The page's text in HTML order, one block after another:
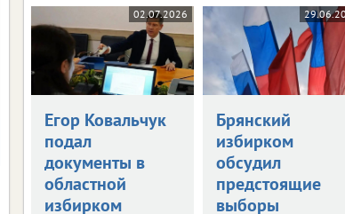
02.07.2026
Егор Ковальчук
подал
документы в
областной
избирком
Брянский
избирком
обсудил
предстоящие
выборы